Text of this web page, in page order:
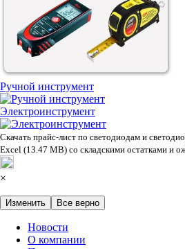
Ручной инструмент
Электроинструмент
Скачать прайс-лист по светодиодам и
Excel (13.47 MB) со складскими остатками и
×
Изменить Все верно
Новости
О компании